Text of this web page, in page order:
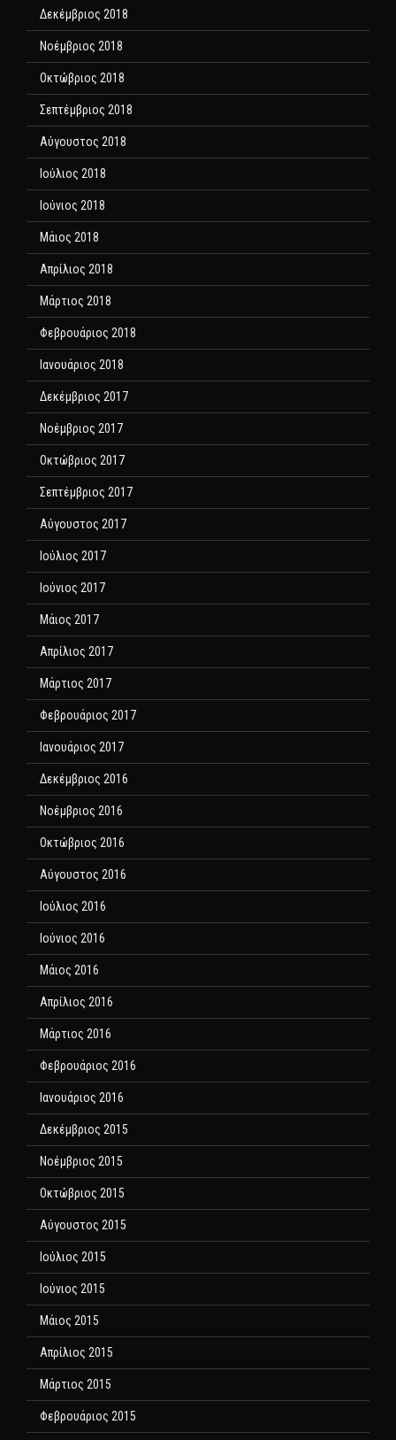
Δεκέμβριος 2018
Νοέμβριος 2018
Οκτώβριος 2018
Σεπτέμβριος 2018
Αύγουστος 2018
Ιούλιος 2018
Ιούνιος 2018
Μάιος 2018
Απρίλιος 2018
Μάρτιος 2018
Φεβρουάριος 2018
Ιανουάριος 2018
Δεκέμβριος 2017
Νοέμβριος 2017
Οκτώβριος 2017
Σεπτέμβριος 2017
Αύγουστος 2017
Ιούλιος 2017
Ιούνιος 2017
Μάιος 2017
Απρίλιος 2017
Μάρτιος 2017
Φεβρουάριος 2017
Ιανουάριος 2017
Δεκέμβριος 2016
Νοέμβριος 2016
Οκτώβριος 2016
Αύγουστος 2016
Ιούλιος 2016
Ιούνιος 2016
Μάιος 2016
Απρίλιος 2016
Μάρτιος 2016
Φεβρουάριος 2016
Ιανουάριος 2016
Δεκέμβριος 2015
Νοέμβριος 2015
Οκτώβριος 2015
Αύγουστος 2015
Ιούλιος 2015
Ιούνιος 2015
Μάιος 2015
Απρίλιος 2015
Μάρτιος 2015
Φεβρουάριος 2015